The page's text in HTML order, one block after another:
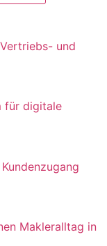
und
für digitale
Makleralltag in